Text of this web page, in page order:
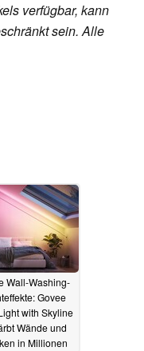
verfügbar, kann
sein. Alle
Wall-Washing-
Govee
with Skyline
Wände und
in Millionen